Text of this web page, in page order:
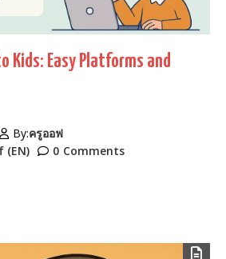
Kids: Easy Platforms and
By:ครูออฟ
(EN)
0 Comments